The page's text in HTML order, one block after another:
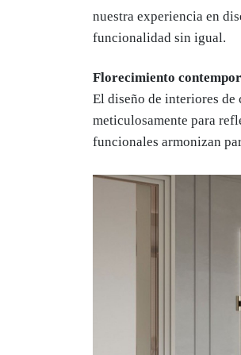
nuestra experiencia en
funcionalidad sin igual.
Florecimiento
El diseño de interiores de
meticulosamente para
funcionales armonizan